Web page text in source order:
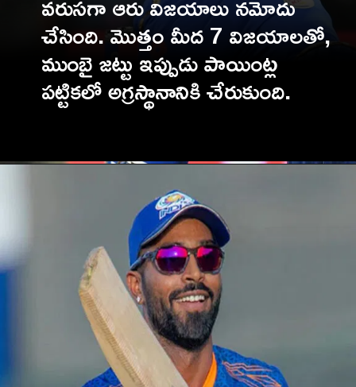
చేసింది. మొత్తం మీద 7 విజయాలతో,
ముంబై జట్టు ఇప్పుడు పాయింట్ల
పట్టికలో అగ్రస్థానానికి చేరుకుంది.